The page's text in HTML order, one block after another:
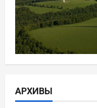
АРХИВЫ